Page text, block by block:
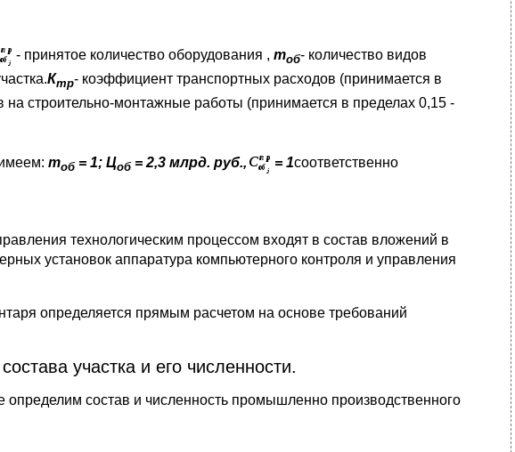
- принятое количество оборудования , mоб- количество видов
Ктр- коэффициент транспортных расходов (принимается в
строительно-монтажные работы (принимается в пределах 0,15 -
mоб= 1; Цоб= 2,3 млрд. руб., = 1соответственно
технологическим процессом входят в состав вложений в
установок аппаратура компьютерного контроля и управления
определяется прямым расчетом на основе требований
участка и его численности.
определим состав и численность промышленно производственного